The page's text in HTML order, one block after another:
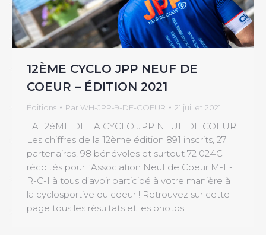
12ÈME CYCLO JPP NEUF DE
COEUR – ÉDITION 2021
Éditions Par WH-JPP-9-DE-COEUR 21 juillet 2021
LA 12èME DE LA CYCLO JPP NEUF DE COEUR
Les chiffres de la 12ème édition 891 inscrits, 27
partenaires, 98 bénévoles et surtout 72 024€
récoltés pour l’Association Neuf de Coeur M-E-
R-C-I à tous d’avoir participé à votre manière à
la cyclosportive du coeur ! Retrouvez sur cette
page tous les résultats et les photos…